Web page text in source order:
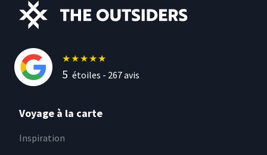
★★★★★
5 étoiles - 267avis
Voyage à la carte
Inspiration